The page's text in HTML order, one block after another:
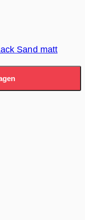
Sand matt